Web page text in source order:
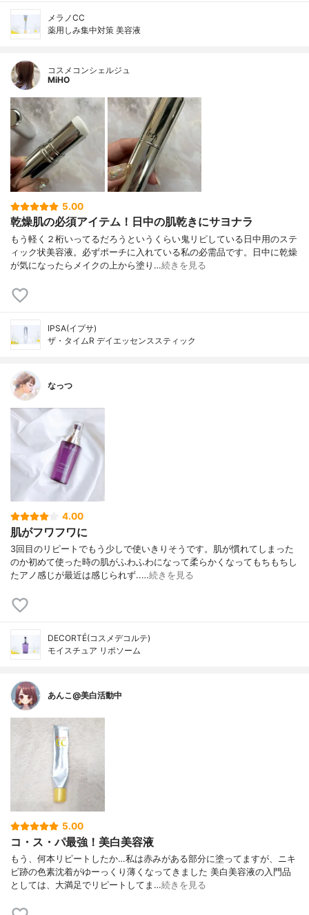
メラノCC
薬用しみ集中対策 美容液
コスメコンシェルジュ
MiHO
5.00
乾燥肌の必須アイテム！日中の肌乾きにサヨナラ
もう軽く２桁いってるだろうというくらい鬼リピしている日中用のステ
ィック状美容液。必ずポーチに入れている私の必需品です。日中に乾燥
が気になったらメイクの上から塗り…続きを見る
IPSA(イプサ)
ザ・タイムR デイエッセンススティック
なっつ
4.00
肌がフワフワに
3回目のリピートでもう少しで使いきりそうです。肌が慣れてしまった
のか初めて使った時の肌がふわふわになって柔らかくなってもちもちし
たアノ感じが最近は感じられず..…続きを見る
DECORTÉ(コスメデコルテ)
モイスチュア リポソーム
あんこ@美白活動中
5.00
コ・ス・パ最強！美白美容液
もう、何本リピートしたか…私は赤みがある部分に塗ってますが、ニキ
ビ跡の色素沈着がゆーっくり薄くなってきました 美白美容液の入門品
としては、大満足でリピートしてま…続きを見る